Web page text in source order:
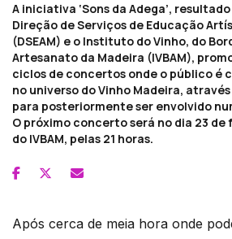
A iniciativa ‘Sons da Adega’,
Direção de Serviços de Educação
(DSEAM) e o Instituto do Vinho, do
Artesanato da Madeira (IVBAM),
ciclos de concertos onde o público é
no universo do Vinho Madeira,
para posteriormente ser envolvido
O próximo concerto será no dia 23 de
do IVBAM, pelas 21 horas.
Após cerca de meia hora onde